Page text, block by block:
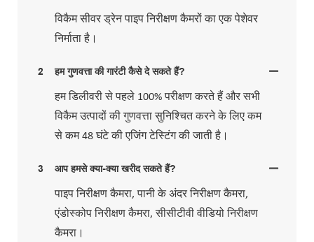
विकैम सीवर ड्रेन पाइप निरीक्षण कैमरों का एक पेशेवर
निर्माता है।
2 हम गुणवत्ता की गारंटी कैसे दे सकते हैं?
हम डिलीवरी से पहले 100% परीक्षण करते हैं और सभी
विकैम उत्पादों की गुणवत्ता सुनिश्चित करने के लिए कम
से कम 48 घंटे की एजिंग टेस्टिंग की जाती है।
3 आप हमसे क्या-क्या खरीद सकते हैं?
पाइप निरीक्षण कैमरा, पानी के अंदर निरीक्षण कैमरा,
एंडोस्कोप निरीक्षण कैमरा, सीसीटीवी वीडियो निरीक्षण
कैमरा।